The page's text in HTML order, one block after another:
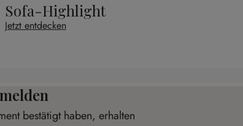
Sofa-Highlight
Jetzt entdecken
bestätigt haben, erhalten